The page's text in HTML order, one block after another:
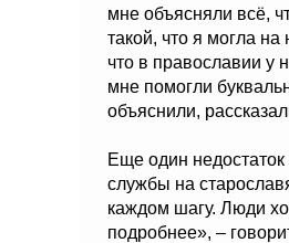
мне объясняли всё,
такой, что я могла на
что в православии у
мне помогли
объяснили,
Еще один
службы на
каждом шагу. Люди
подробнее», –